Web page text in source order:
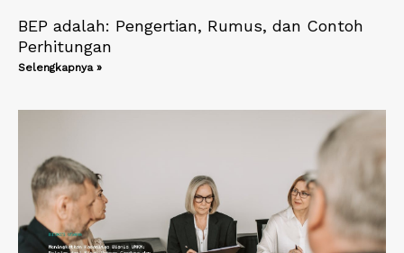
BEP adalah: Pengertian, Rumus, dan Contoh
Perhitungan
Selengkapnya »